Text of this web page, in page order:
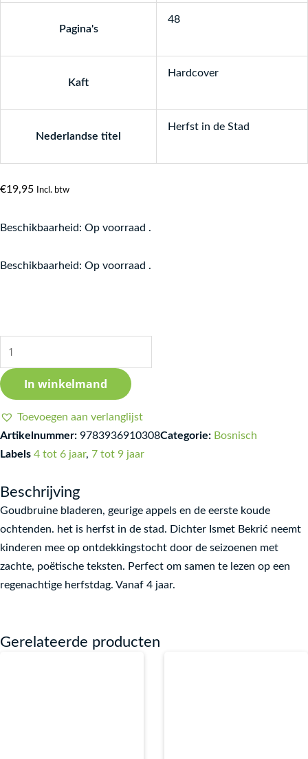
Pagina's
48
Kaft
Hardcover
Nederlandse titel
Herfst in de Stad
€19,95 Incl. btw
Beschikbaarheid: Op voorraad .
Beschikbaarheid: Op voorraad .
Jesen
In winkelmand
Toevoegen aan verlanglijst
Artikelnummer: 9783936910308Categorie: Bosnisch
Labels 4 tot 6 jaar, 7 tot 9 jaar
Beschrijving
Goudbruine bladeren, geurige appels en de eerste koude
ochtenden. het is herfst in de stad. Dichter Ismet Bekrić neemt
kinderen mee op ontdekkingstocht door de seizoenen met
zachte, poëtische teksten. Perfect om samen te lezen op een
regenachtige herfstdag. Vanaf 4 jaar.
Gerelateerde producten